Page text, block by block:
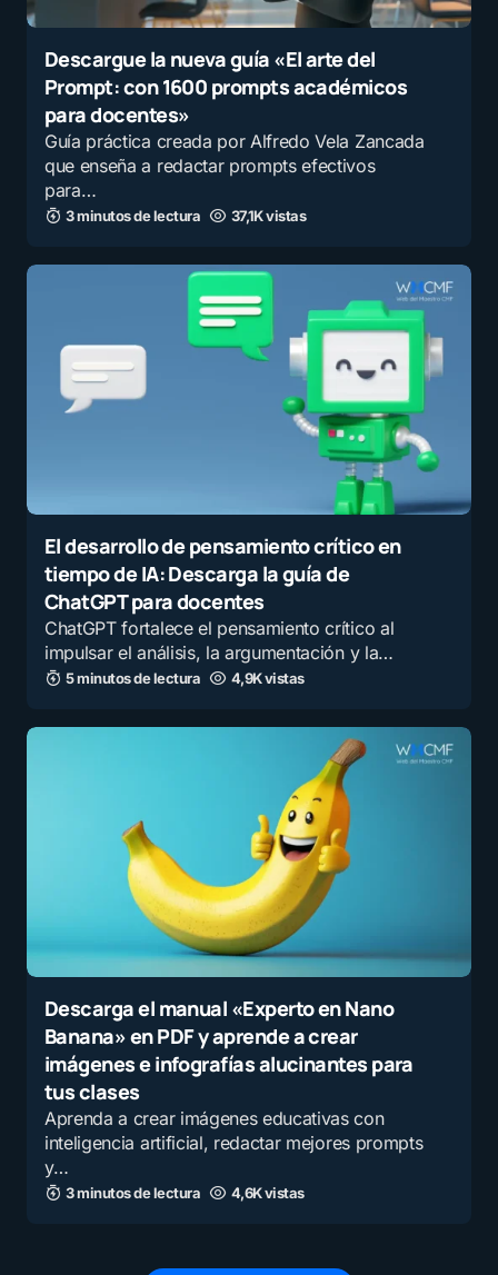
Descargue la nueva guía «El arte del
Prompt: con 1600 prompts académicos
para docentes»
Guía práctica creada por Alfredo Vela Zancada
que enseña a redactar prompts efectivos
para…
3 minutos de lectura 37,1K vistas
El desarrollo de pensamiento crítico en
tiempo de IA: Descarga la guía de
ChatGPT para docentes
ChatGPT fortalece el pensamiento crítico al
impulsar el análisis, la argumentación y la…
5 minutos de lectura 4,9K vistas
Descarga el manual «Experto en Nano
Banana» en PDF y aprende a crear
imágenes e infografías alucinantes para
tus clases
Aprenda a crear imágenes educativas con
inteligencia artificial, redactar mejores prompts
y…
3 minutos de lectura 4,6K vistas